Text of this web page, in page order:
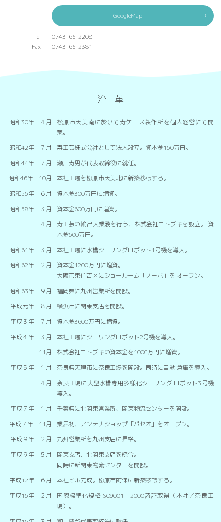
GoogleMap
Tel：
0743-66-2208
Fax：
0743-66-2381
沿 革
昭和30年 ４月
松原市天美南に於いて寿ケース製作所を個人経営にて開
業。
昭和42年 ７月
寿工芸株式会社として法人設立。資本金150万円。
昭和44年 ７月
瀬川寿男が代表取締役に就任。
昭和46年 10月
本社工場を松原市天美北に新築移転する。
昭和55年 ６月
資本金300万円に増資。
昭和58年 ３月
資本金600万円に増資。
４月
寿工芸の輸出入業務を行う、株式会社コトブキを設立。 資
本金500万円。
昭和61年 ３月
本社工場に水槽シーリングロボット1号機を導入。
昭和62年 ２月
資本金1200万円に増資。
大阪市東住吉区にショールーム「ノーバ」を オープン。
昭和63年 ９月
福岡県に九州営業所を開設。
平成元年 ８月
横浜市に関東支店を開設。
平成３年 ７月
資本金3600万円に増資。
平成４年 ３月
本社工場にシーリングロボット2号機を導入。
11月
株式会社コトブキの資本金を1000万円に増資。
平成５年 １月
奈良県天理市に奈良工場を開設。同時に自動 倉庫を導入。
４月
奈良工場に大型水槽専用多様化シーリング ロボット3号機
導入。
平成７年 １月
千葉県に北関東営業所、関東物流センターを開設。
平成７年 11月
業界初、アンテナショップ「パセオ」をオープン。
平成９年 ２月
九州営業所を九州支店に昇格。
平成９年 ５月
関東支店、北関東支店を統合。
同時に新関東物流センターを開設。
平成12年 ６月
本社ビル完成。松原市阿保に新築移転する。
平成15年 ２月
国際標準化規格ISO9001：2000認証取得（本社／奈良工
場）。